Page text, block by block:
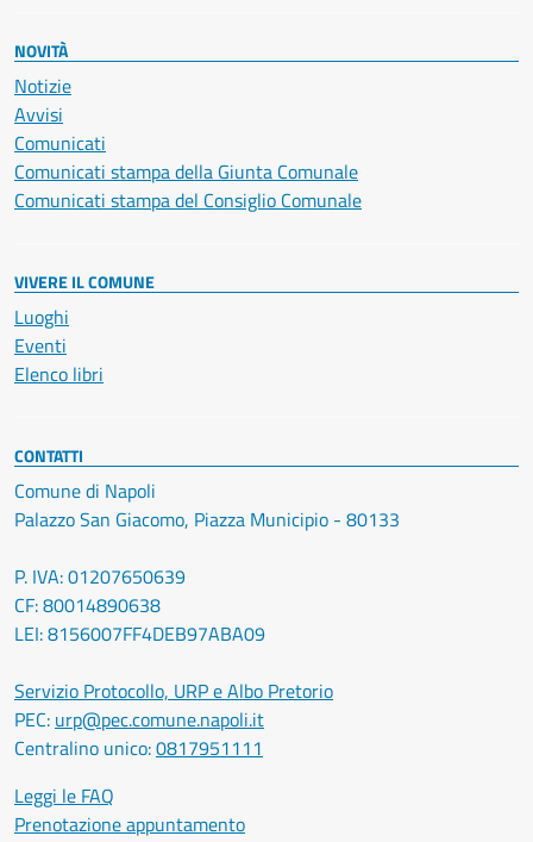
NOVITÀ
Notizie
Avvisi
Comunicati
Comunicati stampa della Giunta Comunale
Comunicati stampa del Consiglio Comunale
VIVERE IL COMUNE
Luoghi
Eventi
Elenco libri
CONTATTI
Comune di Napoli
Palazzo San Giacomo, Piazza Municipio - 80133
P. IVA: 01207650639
CF: 80014890638
LEI: 8156007FF4DEB97ABA09
Servizio Protocollo, URP e Albo Pretorio
PEC: urp@pec.comune.napoli.it
Centralino unico:0817951111
Leggi le FAQ
Prenotazione appuntamento